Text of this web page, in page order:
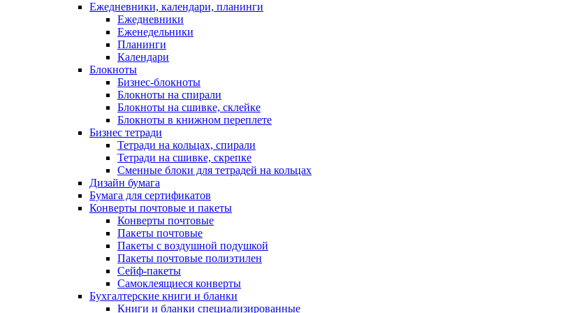
Ежедневники, календари, планинги
Ежедневники
Еженедельники
Планинги
Календари
Блокноты
Бизнес-блокноты
Блокноты на спирали
Блокноты на сшивке, склейке
Блокноты в книжном переплете
Бизнес тетради
Тетради на кольцах, спирали
Тетради на сшивке, скрепке
Сменные блоки для тетрадей на кольцах
Дизайн бумага
Бумага для сертификатов
Конверты почтовые и пакеты
Конверты почтовые
Пакеты почтовые
Пакеты с воздушной подушкой
Пакеты почтовые полиэтилен
Сейф-пакеты
Самоклеящиеся конверты
Бухгалтерские книги и бланки
Книги и бланки специализированные